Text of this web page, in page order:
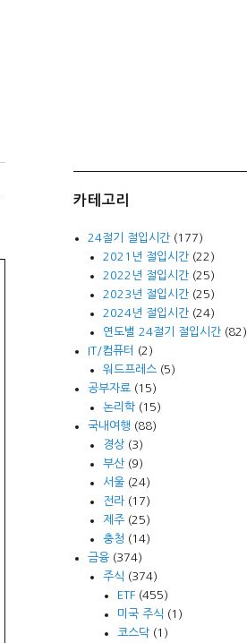
카테고리
24절기 절입시간 (177)
2021년 절입시간(22)
2022년 절입시간(25)
2023년 절입시간(25)
2024년 절입시간(24)
연도별 24절기 절입시간(82)
IT/컴퓨터
(2)
워드프레스(5)
공부자료 (15)
논리학(15)
국내여행 (88)
경상(3)
부산(9)
서울(24)
전라(17)
제주(25)
충청 (14)
금융 (374)
주식 (374)
ETF(455)
미국 주식 (1)
코스닥(1)